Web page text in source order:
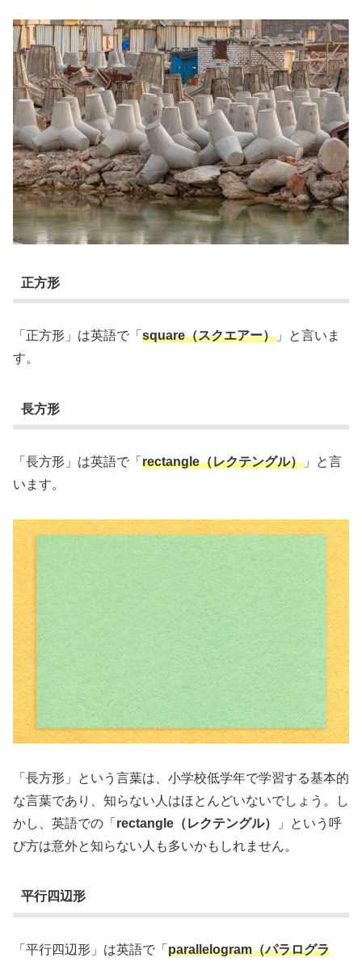
正方形
「正方形」は英語で「 square（スクエアー） 」と言いま
す。
長方形
「長方形」は英語で「 rectangle（レクテングル） 」と言
います。
「長方形」という言葉は、小学校低学年で学習する基本的
な言葉であり、知らない人はほとんどいないでしょう。し
かし、英語での「 rectangle（レクテングル）
」という呼
び方は意外と知らない人も多いかもしれません。
平行四辺形
「平行四辺形」は英語で「 parallelogram（パラログラ